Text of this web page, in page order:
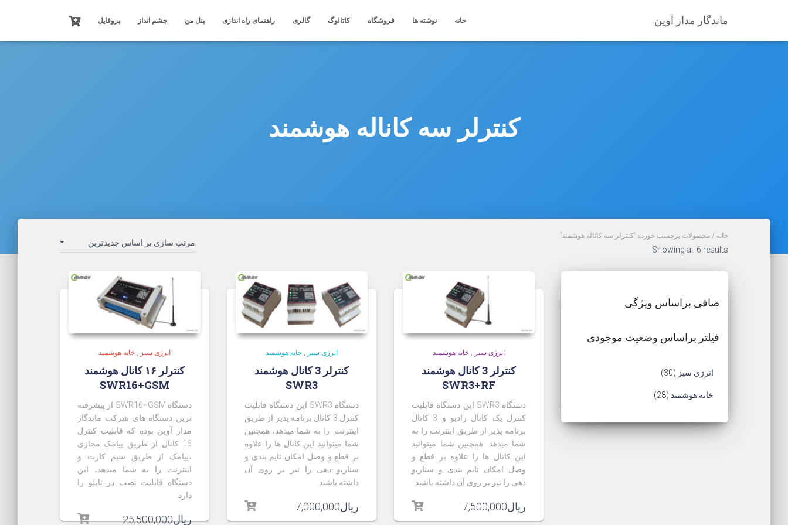
ماندگار مدار آوین خانه نوشته ها فروشگاه کاتالوگ گالری راهنمای راه اندازی پنل من چشم انداز پروفایل
کنترلر سه کاناله هوشمند
خانه / محصولات برچسب خورده “کنترلر سه کاناله هوشمند”
Showing all 6 results
صافی براساس ویژگی
فیلتر براساس وضعیت موجودی
انرژی سبز 30
3
0
ح
خانه هوشمند 28
2
انرژی سبز خانه هوشمند
کنترلر 3 کانال هوشمند
SWR3+RF
دستگاه SWR3 این دستگاه قابلیت
کنترل یک کانال رادیو و 3 کانال
برنامه پذیر از طریق اینترنت را به
شما میدهد. همچنین شما میتوانید
این کانال ها را علاوه بر قطع و
وصل امکان تایم بندی و سناریو
دهی را نیز بر روی آن داشته باشید.
ریال7,500,000
انرژی سبز خانه هوشمند
کنترلر 3 کانال هوشمند
SWR3
دستگاه SWR3 این دستگاه قابلیت
کنترل 3 کانال برنامه پذیر از طریق
اینترنت را به شما میدهد، همچنین
شما میتوانید این کانال ها را علاوه
بر قطع و وصل امکان تایم بندی و
سناریو دهی را نیز بر روی آن
داشته باشید.
ریال7,000,000
انرژی سبز خانه هوشمند
کنترلر ۱۶ کانال هوشمند
SWR16+GSM
دستگاه SWR16+GSM از پیشرفته
ترین دستگاه های شرکت ماندگار
مدار آوین بوده که قابلیت کنترل
16 کانال از طریق پیامک مجازی
،پیامک از طریق سیم کارت و
اینترنت را به شما میدهد، این
دستگاه قابلیت نصب در تابلو را
دارد.
ریال25,500,000